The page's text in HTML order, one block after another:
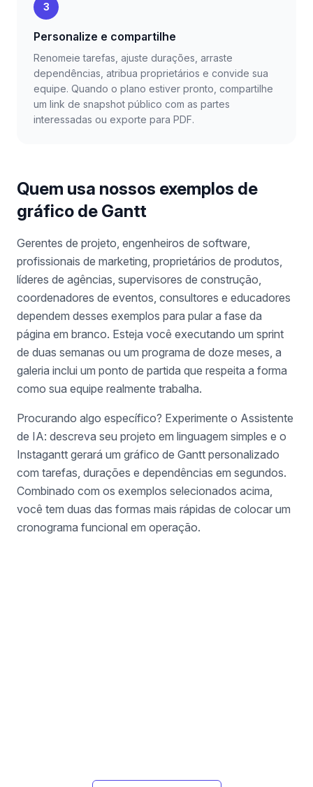
3
Personalize e compartilhe
Renomeie tarefas, ajuste durações, arraste
dependências, atribua proprietários e convide sua
equipe. Quando o plano estiver pronto, compartilhe
um link de snapshot público com as partes
interessadas ou exporte para PDF.
Quem usa nossos exemplos de
gráfico de Gantt
Gerentes de projeto, engenheiros de software,
profissionais de marketing, proprietários de produtos,
líderes de agências, supervisores de construção,
coordenadores de eventos, consultores e educadores
dependem desses exemplos para pular a fase da
página em branco. Esteja você executando um sprint
de duas semanas ou um programa de doze meses, a
galeria inclui um ponto de partida que respeita a forma
como sua equipe realmente trabalha.
Procurando algo específico? Experimente o Assistente
de IA: descreva seu projeto em linguagem simples e o
Instagantt gerará um gráfico de Gantt personalizado
com tarefas, durações e dependências em segundos.
Combinado com os exemplos selecionados acima,
você tem duas das formas mais rápidas de colocar um
cronograma funcional em operação.